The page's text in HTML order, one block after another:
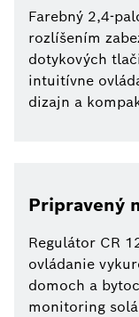
Farebný 2,4-
rozlíšením
dotykových
intuitívne
dizajn a
Pripravený
Regulátor CR
ovládanie
domoch a
monitoring